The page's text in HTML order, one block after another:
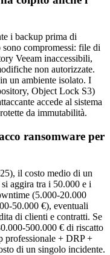
i backup prima di
compromessi: file di
Veeam inaccessibili,
non autorizzate.
un ambiente isolato. I
Object Lock S3)
accede al sistema
da immutabilità.
ransomware per
il costo medio di un
aggira tra i 50.000 e i
(5.000-20.000
50.000 €), eventuali
di clienti e contratti. Se
500.000 € di riscatto
professionale + DRP +
di un singolo incidente.